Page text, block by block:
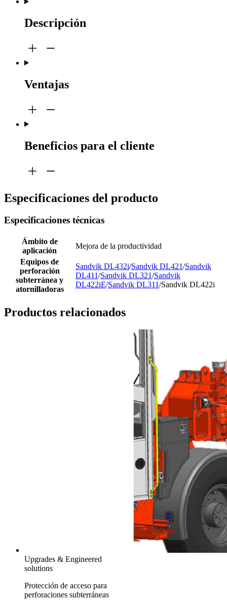
Descripción
Ventajas
Beneficios para el cliente
Especificaciones del producto
Especificaciones técnicas
Ámbito de
aplicación
Mejora de la productividad
Equipos de
perforación
subterránea y
atornilladoras
Sandvik DL432i/Sandvik DL421/Sandvik
DL411/Sandvik DL321/Sandvik
DL422iE/Sandvik DL311/Sandvik DL422i
Productos relacionados
Upgrades & Engineered
solutions
Protección de acceso para
perforaciones subterráneas